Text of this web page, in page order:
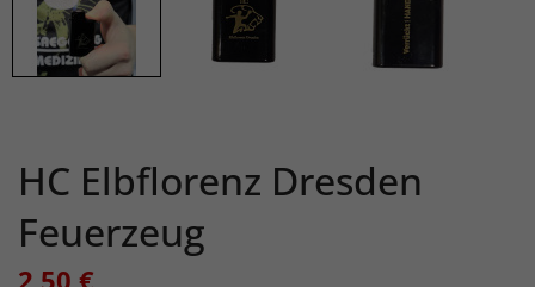
HC Elbflorenz Dresden
Feuerzeug
2,50 €